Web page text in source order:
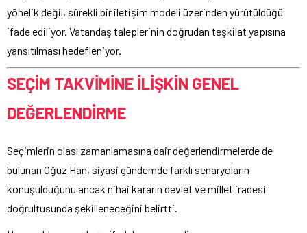
yönelik değil, sürekli bir iletişim modeli üzerinden yürütüldüğü
ifade ediliyor. Vatandaş taleplerinin doğrudan teşkilat yapısına
yansıtılması hedefleniyor.
SEÇİM TAKVİMİNE İLİŞKİN GENEL
DEĞERLENDİRME
Seçimlerin olası zamanlamasına dair değerlendirmelerde de
bulunan Oğuz Han, siyasi gündemde farklı senaryoların
konuşulduğunu ancak nihai kararın devlet ve millet iradesi
doğrultusunda şekilleneceğini belirtti.